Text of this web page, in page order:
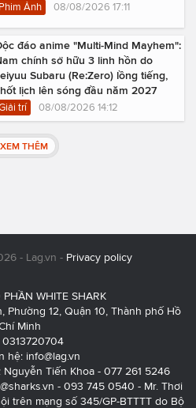
Phim Ảnh 08/08/2026 17:11
đáo anime "Multi-Mind Mayhem":
chính sở hữu 3 linh hồn do
Subaru (Re:Zero) lồng tiếng,
lịch lên sóng đầu năm 2027
trí 08/08/2026 14:12
XEM THÊM
- Lag.vn - Privacy policy
WHITE SHARK
Phường 12, Quận 10, Thành phố Hồ
Minh
0313720704
hệ: info@lag.vn
Tiến Khoa - 077 261 5246
- 093 745 0540 - Mr. Thơi
trên mạng số 345/GP-BTTTT do Bộ